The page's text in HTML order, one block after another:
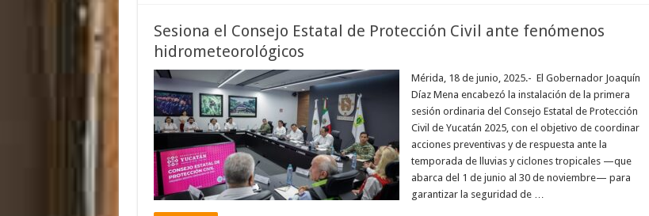
Sesiona el Consejo Estatal de Protección Civil ante fenómenos
hidrometeorológicos
Mérida, 18 de junio, 2025.- El Gobernador Joaquín
Díaz Mena encabezó la instalación de la primera
sesión ordinaria del Consejo Estatal de Protección
Civil de Yucatán 2025, con el objetivo de coordinar
acciones preventivas y de respuesta ante la
temporada de lluvias y ciclones tropicales —que
abarca del 1 de junio al 30 de noviembre— para
garantizar la seguridad de …